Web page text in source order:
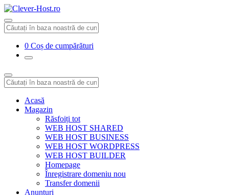
0 Coș de cumpărături
Acasă
Magazin
Răsfoiți tot
WEB HOST SHARED
WEB HOST BUSINESS
WEB HOST WORDPRESS
WEB HOST BUILDER
Homepage
Înregistrare domeniu nou
Transfer domenii
Anunțuri